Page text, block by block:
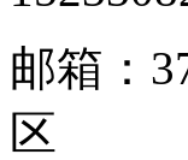
邮箱：
区